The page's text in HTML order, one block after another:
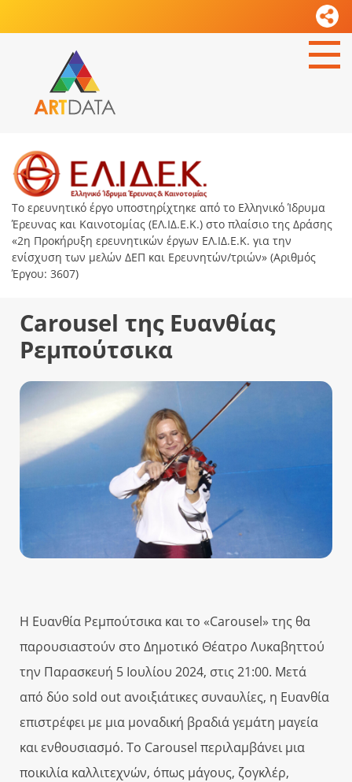
Το ερευνητικό έργο υποστηρίχτηκε από το Ελληνικό Ίδρυμα
Έρευνας και Καινοτομίας (ΕΛ.ΙΔ.Ε.Κ.) στο πλαίσιο της Δράσης
«2η Προκήρυξη ερευνητικών έργων ΕΛ.ΙΔ.Ε.Κ. για την
ενίσχυση των μελών ΔΕΠ και Ερευνητών/τριών» (Αριθμός
Έργου: 3607)
Carousel της Ευανθίας
Ρεμπούτσικα
Η Ευανθία Ρεμπούτσικα και το «Carousel» της θα
παρουσιαστούν στο Δημοτικό Θέατρο Λυκαβηττού
την Παρασκευή 5 Ιουλίου 2024, στις 21:00. Μετά
από δύο sold out ανοιξιάτικες συναυλίες, η Ευανθία
επιστρέφει με μια μοναδική βραδιά γεμάτη μαγεία
και ενθουσιασμό. Το Carousel περιλαμβάνει μια
ποικιλία καλλιτεχνών, όπως μάγους, ζογκλέρ,